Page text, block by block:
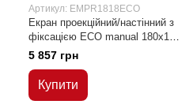
Артикул: EMPR1818ECO
Екран проекційний/настінний з
фіксацією ЕСО manual 180х180
см (EMPR1818 ECO)
5 857 грн
Купити